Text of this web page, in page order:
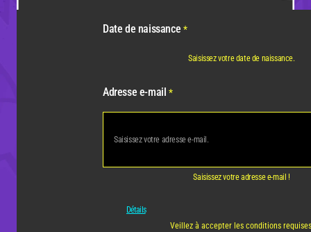
Date de naissance *
Saisissez votre date de naissance.
Adresse e-mail *
Saisissez votre adresse e-mail !
Détails
Veillez à accepter les conditions